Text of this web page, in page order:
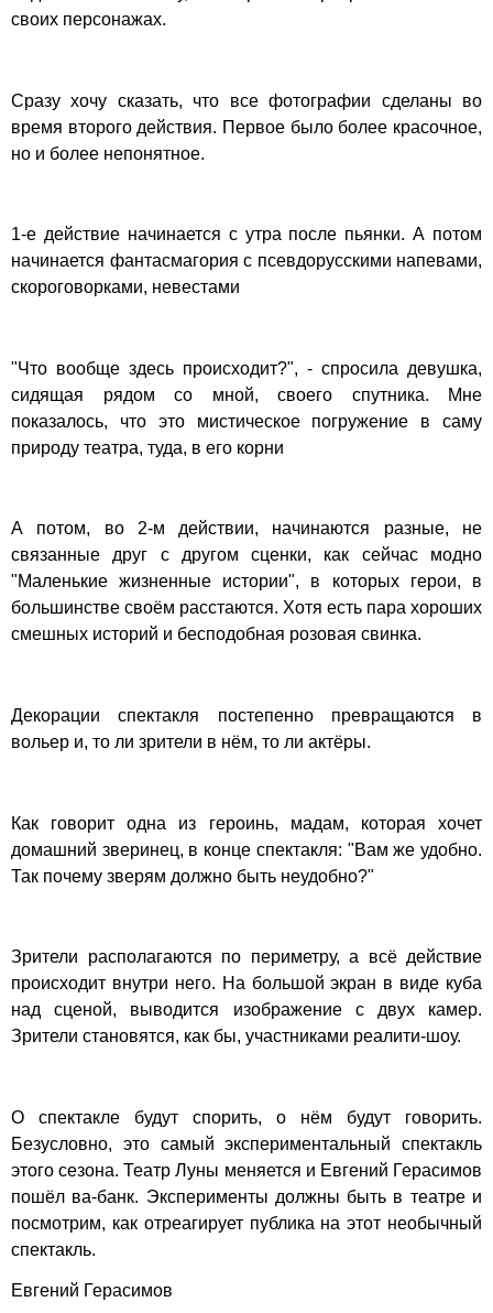
своих персонажах.
Сразу хочу сказать, что все фотографии сделаны во
время второго действия. Первое было более красочное,
но и более непонятное.
1-е действие начинается с утра после пьянки. А потом
начинается фантасмагория с псевдорусскими напевами,
скороговорками, невестами
"Что вообще здесь происходит?", - спросила девушка,
сидящая рядом со мной, своего спутника. Мне
показалось, что это мистическое погружение в саму
природу театра, туда, в его корни
А потом, во 2-м действии, начинаются разные, не
связанные друг с другом сценки, как сейчас модно
"Маленькие жизненные истории", в которых герои, в
большинстве своём расстаются. Хотя есть пара хороших
смешных историй и бесподобная розовая свинка.
Декорации спектакля постепенно превращаются в
вольер и, то ли зрители в нём, то ли актёры.
Как говорит одна из героинь, мадам, которая хочет
домашний зверинец, в конце спектакля: "Вам же удобно.
Так почему зверям должно быть неудобно?"
Зрители располагаются по периметру, а всё действие
происходит внутри него. На большой экран в виде куба
над сценой, выводится изображение с двух камер.
Зрители становятся, как бы, участниками реалити-шоу.
О спектакле будут спорить, о нём будут говорить.
Безусловно, это самый экспериментальный спектакль
этого сезона. Театр Луны меняется и Евгений Герасимов
пошёл ва-банк. Эксперименты должны быть в театре и
посмотрим, как отреагирует публика на этот необычный
спектакль.
Евгений Герасимов